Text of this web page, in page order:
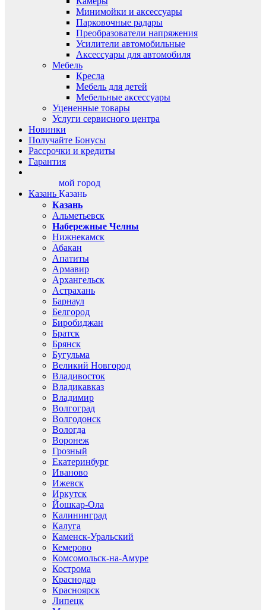
Минимойки и аксессуары
Парковочные радары
Преобразователи напряжения
Усилители автомобильные
Аксессуары для автомобиля
Мебель
Кресла
Мебель для детей
Мебельные аксессуары
Уцененные товары
Услуги сервисного центра
Новинки
Получайте Бонусы
Рассрочки и кредиты
Гарантия
Казань
мой город
Казань
Казань
Альметьевск
Набережные Челны
Нижнекамск
Абакан
Апатиты
Армавир
Архангельск
Астрахань
Барнаул
Белгород
Биробиджан
Братск
Брянск
Бугульма
Великий Новгород
Владивосток
Владикавказ
Владимир
Волгоград
Волгодонск
Вологда
Воронеж
Грозный
Екатеринбург
Иваново
Ижевск
Иркутск
Йошкар-Ола
Калининград
Калуга
Каменск-Уральский
Кемерово
Комсомольск-на-Амуре
Кострома
Краснодар
Красноярск
Липецк